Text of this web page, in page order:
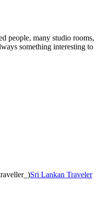
people, many studio rooms,
something interesting to
Sri Lankan Traveler